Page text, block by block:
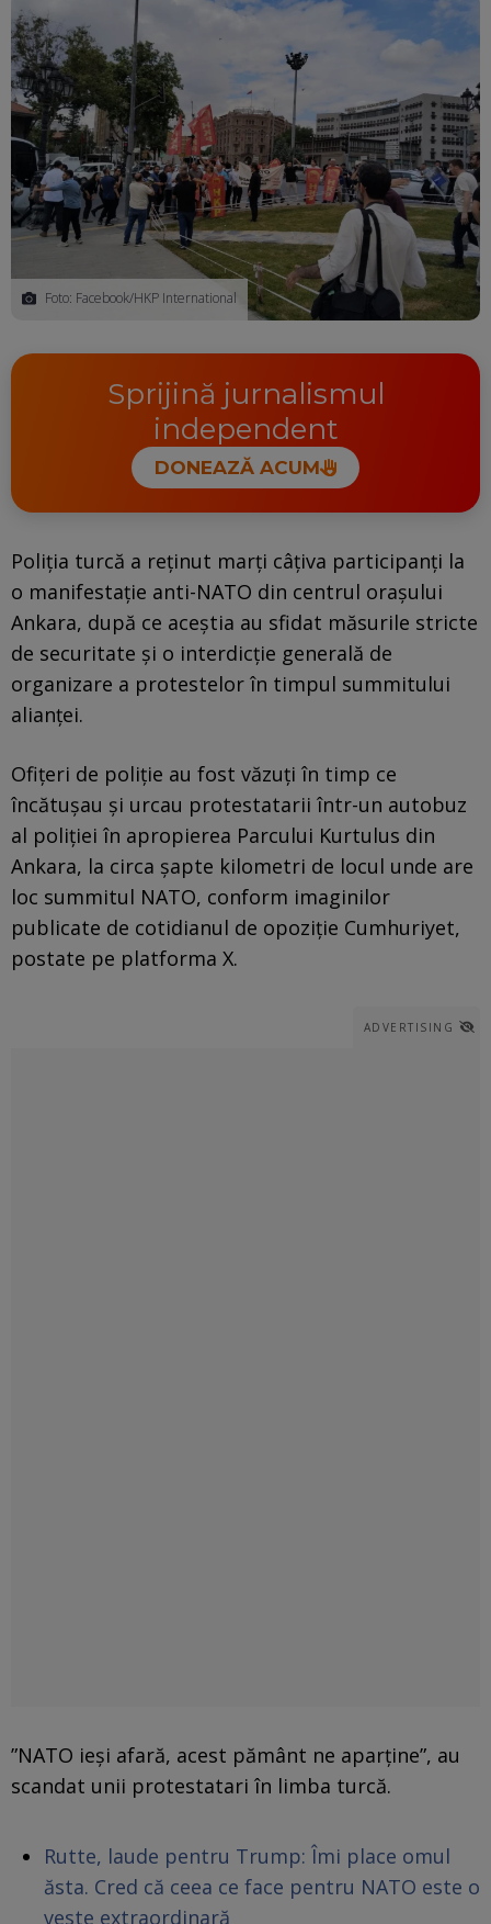
Foto: Facebook/HKP International
Sprijină jurnalismul
independent
DONEAZĂ ACUM
Poliția turcă a reținut marți câțiva participanți la
o manifestație anti-NATO din centrul orașului
Ankara, după ce aceștia au sfidat măsurile stricte
de securitate și o interdicție generală de
organizare a protestelor în timpul summitului
alianței.
Ofițeri de poliție au fost văzuți în timp ce
încătușau și urcau protestatarii într-un autobuz
al poliției în apropierea Parcului Kurtulus din
Ankara, la circa șapte kilometri de locul unde are
loc summitul NATO, conform imaginilor
publicate de cotidianul de opoziție Cumhuriyet,
postate pe platforma X.
ADVERTISING
”NATO ieși afară, acest pământ ne aparține”, au
scandat unii protestatari în limba turcă.
Rutte, laude pentru Trump: Îmi place omul
ăsta. Cred că ceea ce face pentru NATO este o
veste extraordinară